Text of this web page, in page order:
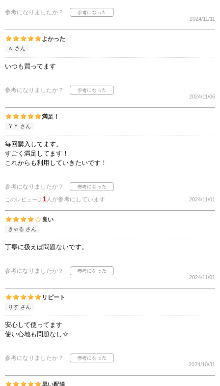
参考になりましたか？
2024/11/11
よかった
ｓ さん
いつも買ってます
参考になりましたか？
2024/11/06
満足！
ＹＹ さん
毎回購入してます。
すごく満足してます！
これからも利用していきたいです！
参考になりましたか？
このレビューは1人が参考にしています 2024/11/01
良い
きゃる さん
丁寧に扱えば問題ないです。
参考になりましたか？
2024/11/01
リピート
りす さん
安心して使ってます
使い心地も問題なし☆
参考になりましたか？
2024/10/31